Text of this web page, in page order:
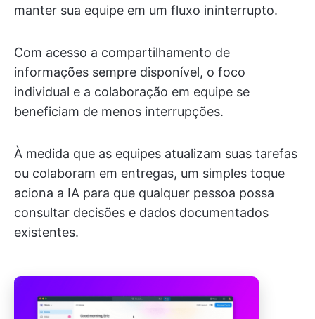
manter sua equipe em um fluxo ininterrupto.
Com acesso a compartilhamento de
informações sempre disponível, o foco
individual e a colaboração em equipe se
beneficiam de menos interrupções.
À medida que as equipes atualizam suas tarefas
ou colaboram em entregas, um simples toque
aciona a IA para que qualquer pessoa possa
consultar decisões e dados documentados
existentes.